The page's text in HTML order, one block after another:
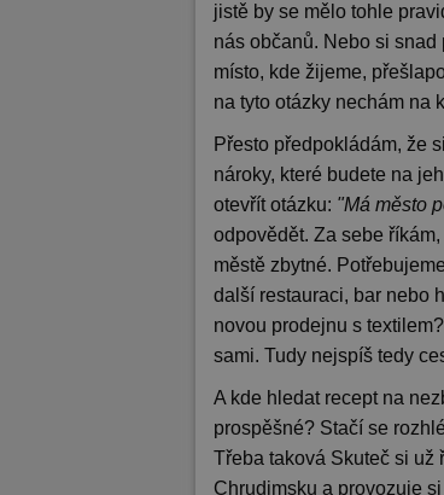
jistě by se mělo tohle
nás občanů. Nebo si
místo, kde žijeme,
na tyto otázky nechám na
Přesto předpokládám, že
nároky, které budete na
otevřít otázku: "Má město
odpovědět. Za sebe
městě zbytné.
další restauraci, bar nebo
novou prodejnu s
sami. Tudy nejspíš tedy
A kde hledat recept na
prospěšné? Stačí se
Třeba taková Skuteč si už
Chrudimsku a provozuje